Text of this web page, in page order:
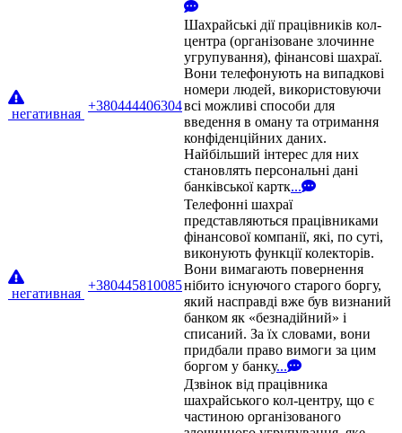
негативная
+380444406304
Шахрайські дії працівників кол-
центра (організоване злочинне
угрупування), фінансові шахраї.
Вони телефонують на випадкові
номери людей, використовуючи
всі можливі способи для
введення в оману та отримання
конфіденційних даних.
Найбільший інтерес для них
становлять персональні дані
банківської картк...
негативная
+380445810085
Телефонні шахраї
представляються працівниками
фінансової компанії, які, по суті,
виконують функції колекторів.
Вони вимагають повернення
нібито існуючого старого боргу,
який насправді вже був визнаний
банком як «безнадійний» і
списаний. За їх словами, вони
придбали право вимоги за цим
боргом у банку...
Дзвінок від працівника
шахрайського кол-центру, що є
частиною організованого